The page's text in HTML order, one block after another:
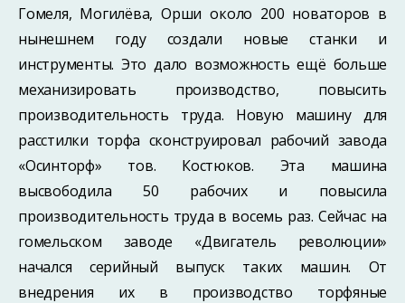
Гомеля, Могилёва, Орши около 200 новаторов в
нынешнем году создали новые станки и
инструменты. Это дало возможность ещё больше
механизировать производство, повысить
производительность труда. Новую машину для
расстилки торфа сконструировал рабочий завода
«Осинторф» тов. Костюков. Эта машина
высвободила 50 рабочих и повысила
производительность труда в восемь раз. Сейчас на
гомельском заводе «Двигатель революции»
начался серийный выпуск таких машин. От
внедрения их в производство торфяные